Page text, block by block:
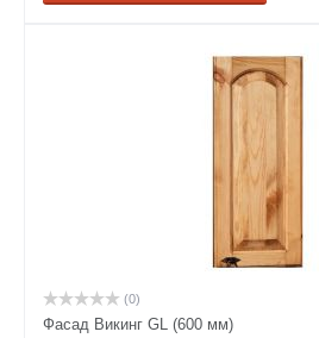
(0)
Фасад Викинг GL (600 мм)